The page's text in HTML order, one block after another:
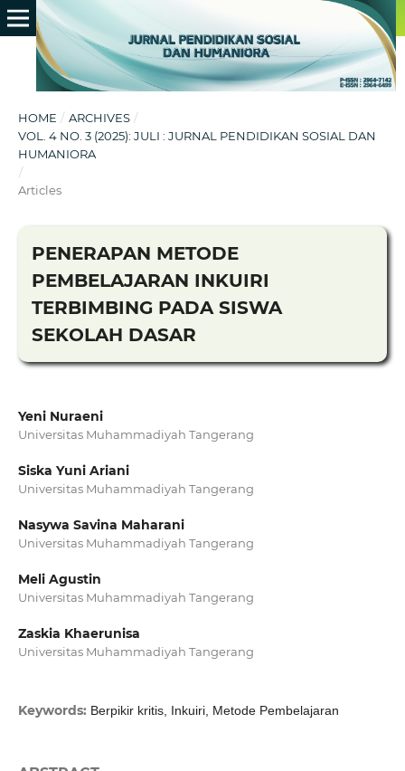
HOME / ARCHIVES /
VOL. 4 NO. 3 (2025): JULI : JURNAL PENDIDIKAN SOSIAL DAN
HUMANIORA
/
Articles
PENERAPAN METODE
PEMBELAJARAN INKUIRI
TERBIMBING PADA SISWA
SEKOLAH DASAR
Yeni Nuraeni
Universitas Muhammadiyah Tangerang
Siska Yuni Ariani
Universitas Muhammadiyah Tangerang
Nasywa Savina Maharani
Universitas Muhammadiyah Tangerang
Meli Agustin
Universitas Muhammadiyah Tangerang
Zaskia Khaerunisa
Universitas Muhammadiyah Tangerang
Keywords: Berpikir kritis, Inkuiri, Metode Pembelajaran